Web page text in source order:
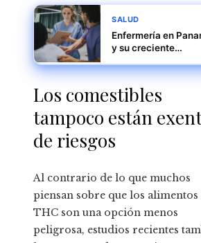
SALUD
Enfermería en
y su creciente
y clínicas
Los comestibles
tampoco están
de riesgos
Al contrario de lo que muchos
piensan sobre que los alimentos
THC son una opción menos
peligrosa, estudios recientes